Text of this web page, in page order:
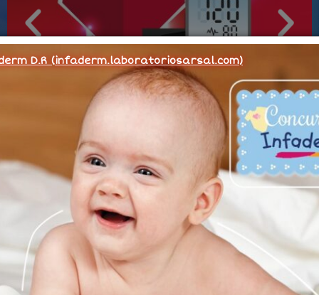
......
D.R (infaderm.laboratoriosarsal.com)